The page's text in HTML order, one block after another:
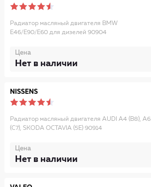
Радиатор масляный двигателя BMW
E46/E90/E60 для дизелей 90904
Цена
Нет в наличии
NISSENS
Радиатор масляный двигателя AUDI A4 (B8), A6
(C7), SKODA OCTAVIA (5E) 90914
Цена
Нет в наличии